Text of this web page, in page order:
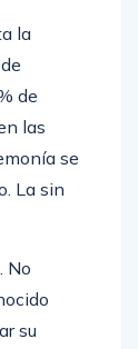
la
de
las
se
La sin
No
su